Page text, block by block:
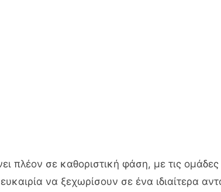
πλέον σε καθοριστική φάση, με τις
να ξεχωρίσουν σε ένα ιδιαίτερα